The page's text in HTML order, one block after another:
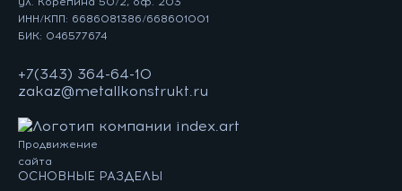
ИНН/КПП: 6686081386/668601001
БИК: 046577674
+7(343) 364-64-10
zakaz@metallkonstrukt.ru
Продвижение
сайта
ОСНОВНЫЕ РАЗДЕЛЫ